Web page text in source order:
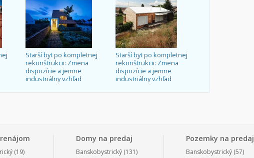
Starší byt po kompletnej
rekonštrukcii: Zmena
dispozície a jemne
industriálny vzhľad
Starší byt po kompletnej
rekonštrukcii: Zmena
dispozície a jemne
industriálny vzhľad
(19)
Domy na predaj
Banskobystrický (131)
Pozemky na predaj
Banskobystrický(57)